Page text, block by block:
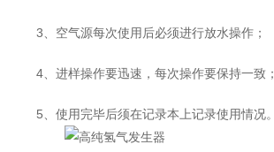
3、空气源每次使用后必须进行放水操作；
4、进样操作要迅速，每次操作要保持一致；
5、使用完毕后须在记录本上记录使用情况。